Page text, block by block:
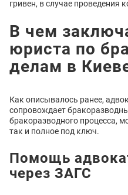
гривен, в случае проведения
В чем
юриста по
делам в
Как описывалось ранее,
сопровождает
бракоразводного процесса,
так и полное под ключ.
Помощь
через ЗАГС